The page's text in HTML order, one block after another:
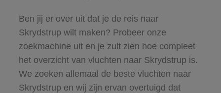
Ben jij er over uit dat je de reis naar
Skrydstrup wilt maken? Probeer onze
zoekmachine uit en je zult zien hoe compleet
het overzicht van vluchten naar Skrydstrup is.
We zoeken allemaal de beste vluchten naar
Skrydstrup en wij zijn ervan overtuigd dat